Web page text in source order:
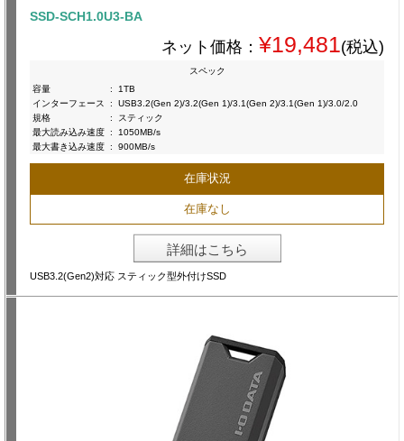
SSD-SCH1.0U3-BA
ネット価格： ¥19,481(税込)
スペック
容量
:
1TB
インターフェース
:
USB3.2(Gen 2)/3.2(Gen 1)/3.1(Gen 2)/3.1(Gen 1)/3.0/2.0
規格
:
スティック
最大読み込み速度 :
1050MB/s
最大書き込み速度 : 900MB/s
在庫状況
在庫なし
詳細はこちら
USB3.2(Gen2)対応 スティック型外付けSSD